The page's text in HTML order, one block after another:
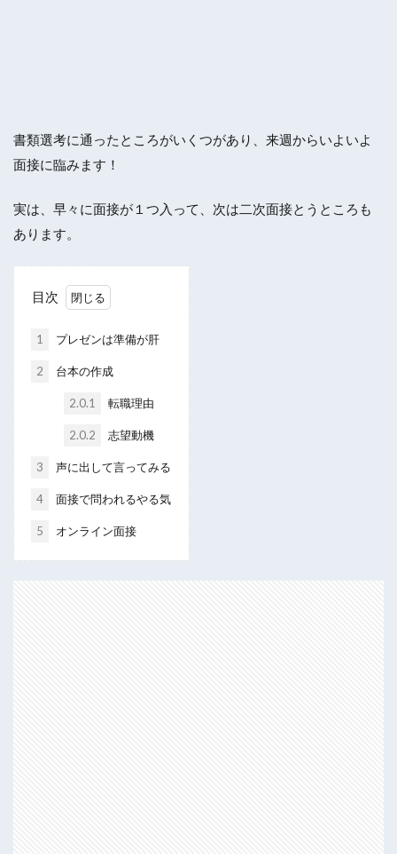
書類選考に通ったところがいくつがあり、来週からいよいよ
面接に臨みます！
実は、早々に面接が１つ入って、次は二次面接とうところも
あります。
目次
1 プレゼンは準備が肝
2 台本の作成
2.0.1 転職理由
2.0.2 志望動機
3 声に出して言ってみる
4 面接で問われるやる気
5 オンライン面接